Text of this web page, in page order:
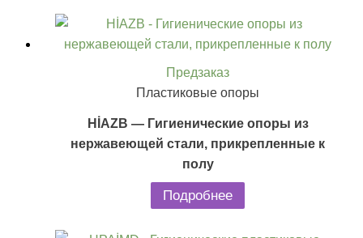
Предзаказ
Пластиковые опоры
HİAZB — Гигиенические опоры из
нержавеющей стали, прикрепленные к
полу
Подробнее